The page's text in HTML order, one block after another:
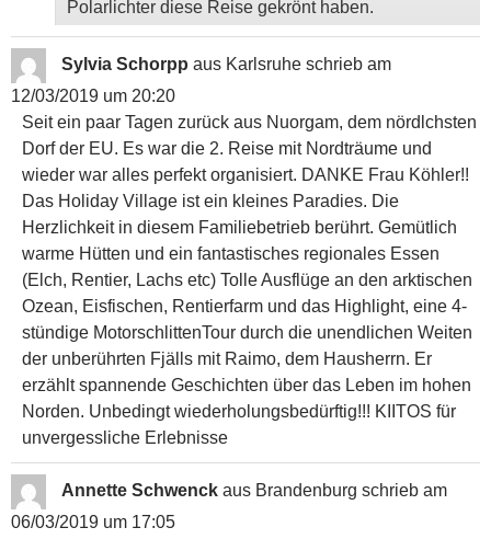
Polarlichter diese Reise gekrönt haben.
Sylvia Schorpp aus Karlsruhe schrieb am
12/03/2019 um 20:20
Seit ein paar Tagen zurück aus Nuorgam, dem nördlchsten
Dorf der EU. Es war die 2. Reise mit Nordträume und
wieder war alles perfekt organisiert. DANKE Frau Köhler!!
Das Holiday Village ist ein kleines Paradies. Die
Herzlichkeit in diesem Familiebetrieb berührt. Gemütlich
warme Hütten und ein fantastisches regionales Essen
(Elch, Rentier, Lachs etc) Tolle Ausflüge an den arktischen
Ozean, Eisfischen, Rentierfarm und das Highlight, eine 4-
stündige MotorschlittenTour durch die unendlichen Weiten
der unberührten Fjälls mit Raimo, dem Hausherrn. Er
erzählt spannende Geschichten über das Leben im hohen
Norden. Unbedingt wiederholungsbedürftig!!! KIITOS für
unvergessliche Erlebnisse
Annette Schwenck aus Brandenburg schrieb am
06/03/2019 um 17:05